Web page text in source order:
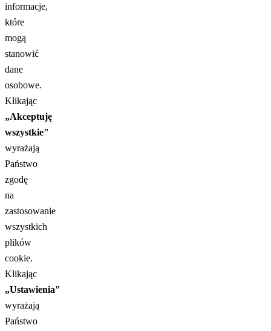
informacje,
które
mogą
stanowić
dane
osobowe.
Klikając
„Akceptuję
wszystkie"
wyrażają
Państwo
zgodę
na
zastosowanie
wszystkich
plików
cookie.
Klikając
„Ustawienia"
wyrażają
Państwo